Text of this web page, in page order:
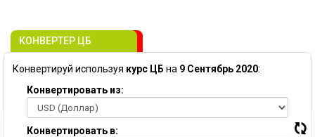
КОНВЕРТЕР ЦБ
Конвертируй используя курс ЦБ на 9 Сентябрь 2020:
Конвертировать из:
Конвертировать в: